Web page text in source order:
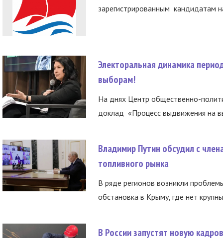
зарегистрированным кандидатам
Электоральная динамика
выборам!
На днях Центр общественно-
доклад «Процесс выдвижения на
Владимир Путин обсудил с
топливного рынка
В ряде регионов возникли
обстановка в Крыму, где нет
В России запустят новую